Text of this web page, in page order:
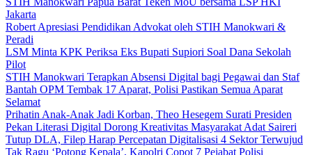
Jakarta
Robert Apresiasi Pendidikan Advokat oleh STIH Manokwari &
Peradi
LSM Minta KPK Periksa Eks Bupati Supiori Soal Dana Sekolah
Pilot
STIH Manokwari Terapkan Absensi Digital bagi Pegawai dan Staf
Bantah OPM Tembak 17 Aparat, Polisi Pastikan Semua Aparat
Selamat
Prihatin Anak-Anak Jadi Korban, Theo Hesegem Surati Presiden
Pekan Literasi Digital Dorong Kreativitas Masyarakat Adat Saireri
Tutup DLA, Filep Harap Percepatan Digitalisasi 4 Sektor Terwujud
Tak Ragu ‘Potong Kepala’, Kapolri Copot 7 Pejabat Polisi